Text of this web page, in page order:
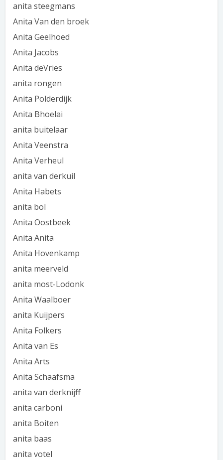
anita steegmans
Anita Van den broek
Anita Geelhoed
Anita Jacobs
Anita deVries
anita rongen
Anita Polderdijk
Anita Bhoelai
anita buitelaar
Anita Veenstra
Anita Verheul
anita van derkuil
Anita Habets
anita bol
Anita Oostbeek
Anita Anita
Anita Hovenkamp
anita meerveld
anita most-Lodonk
Anita Waalboer
anita Kuijpers
Anita Folkers
Anita van Es
Anita Arts
Anita Schaafsma
anita van derknijff
anita carboni
anita Boiten
anita baas
anita votel